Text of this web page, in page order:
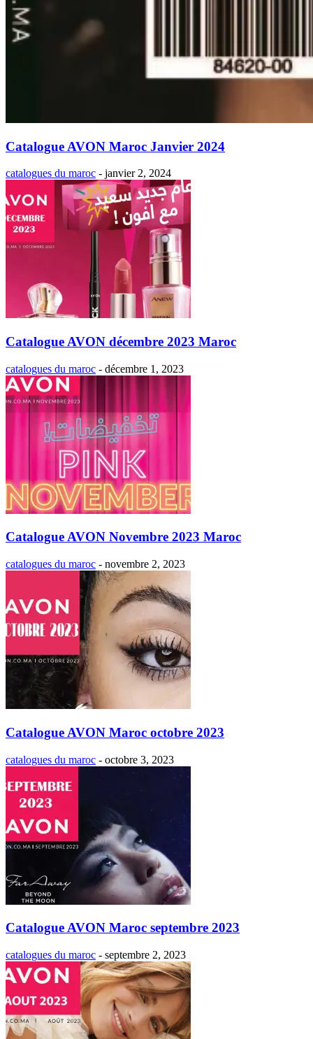
Catalogue AVON Maroc Janvier 2024
catalogues du maroc - janvier 2, 2024
Catalogue AVON décembre 2023 Maroc
catalogues du maroc - décembre 1, 2023
Catalogue AVON Novembre 2023 Maroc
catalogues du maroc - novembre 2, 2023
Catalogue AVON Maroc octobre 2023
catalogues du maroc - octobre 3, 2023
Catalogue AVON Maroc septembre 2023
catalogues du maroc - septembre 2, 2023